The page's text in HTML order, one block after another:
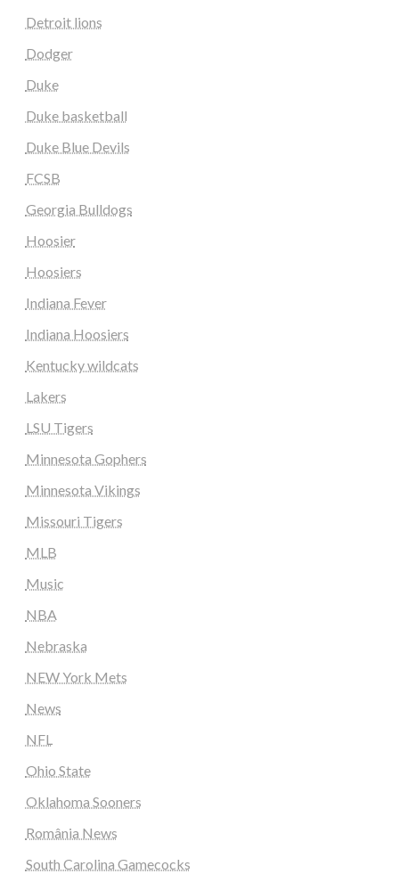
Detroit lions
Dodger
Duke
Duke basketball
Duke Blue Devils
FCSB
Georgia Bulldogs
Hoosier
Hoosiers
Indiana Fever
Indiana Hoosiers
Kentucky wildcats
Lakers
LSU Tigers
Minnesota Gophers
Minnesota Vikings
Missouri Tigers
MLB
Music
NBA
Nebraska
NEW York Mets
News
NFL
Ohio State
Oklahoma Sooners
România News
South Carolina Gamecocks